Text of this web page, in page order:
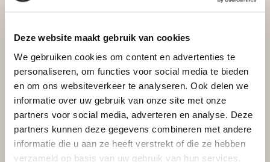
Deze website maakt gebruik van cookies
We gebruiken cookies om content en advertenties te
personaliseren, om functies voor social media te bieden
en om ons websiteverkeer te analyseren. Ook delen we
informatie over uw gebruik van onze site met onze
partners voor social media, adverteren en analyse. Deze
partners kunnen deze gegevens combineren met andere
informatie die u aan ze heeft verstrekt of die ze hebben
verzameld op basis van uw gebruik van hun services.
heeft een extra sterke wanddikte. De pijp is gemaakt van
98mm diameter is leverbaar in de volgende lengtes:
1000 millimeter
500 millimeter
Waarom een gegalvaniseerde